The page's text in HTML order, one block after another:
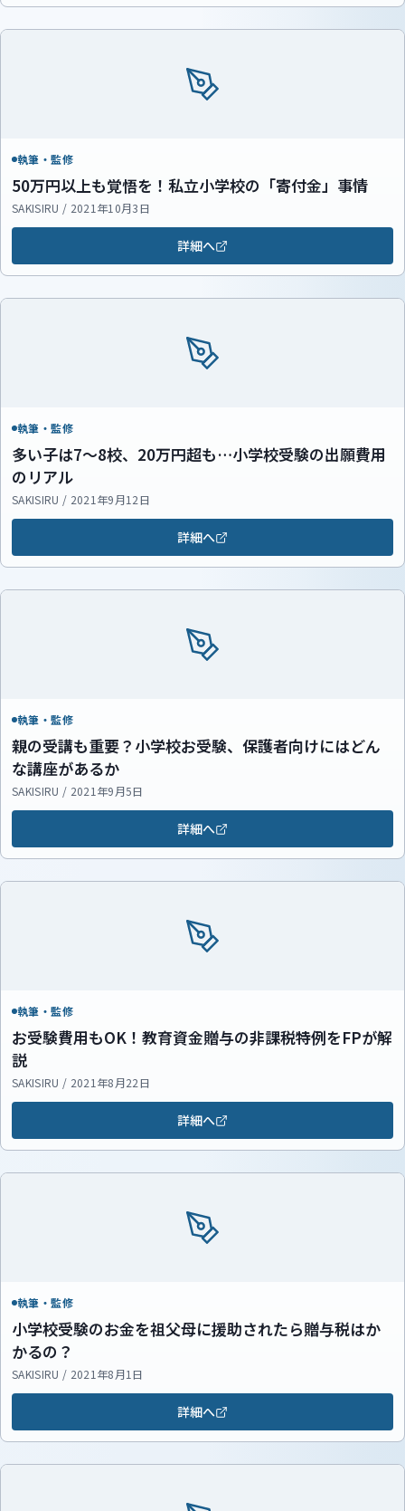
執筆・監修
50万円以上も覚悟を！私立小学校の「寄付金」事情
SAKISIRU / 2021年10月3日
詳細へ
執筆・監修
多い子は7～8校、20万円超も…小学校受験の出願費用
のリアル
SAKISIRU / 2021年9月12日
詳細へ
執筆・監修
親の受講も重要？小学校お受験、保護者向けにはどん
な講座があるか
SAKISIRU / 2021年9月5日
詳細へ
執筆・監修
お受験費用もOK！教育資金贈与の非課税特例をFPが解
説
SAKISIRU / 2021年8月22日
詳細へ
執筆・監修
小学校受験のお金を祖父母に援助されたら贈与税はか
かるの？
SAKISIRU / 2021年8月1日
詳細へ